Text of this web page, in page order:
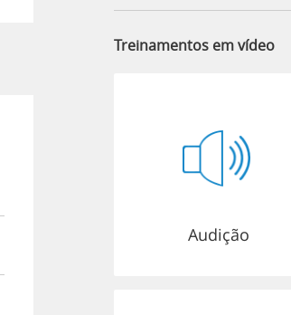
Treinamentos em vídeo
Audição